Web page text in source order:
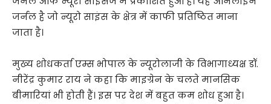
जर्नल है जो न्यूरो साइंस के क्षेत्र में काफी प्रतिष्ठित माना
जाता है।
मुख्य शोधकर्ता एम्स भोपाल के न्यूरोलाजी के विभागाध्यक्ष डॉ.
नीरेंद्र कुमार राय ने कहा कि माइग्रेन के चलते मानसिक
बीमारियां भी होती हैं। इस पर देश में बहुत कम शोध हुआ है।